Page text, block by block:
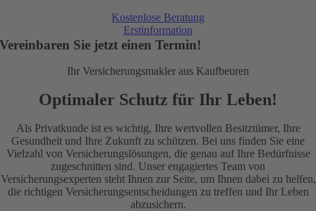
Kostenlose Beratung
Erstinformation
Vereinbaren Sie jetzt einen Termin!
Ihr Versicherungsmakler aus Kaufbeuren
Optimaler Schutz für Ihr Leben!
Als Privatkunde ist es wichtig, Ihre wertvollen Besitztümer, Ihre
Gesundheit und Ihre Zukunft zu schützen. Bei uns finden Sie eine
Vielzahl von Versicherungslösungen, die genau auf Ihre Bedürfnisse
zugeschnitten sind. Unser engagiertes Team von
Versicherungsexperten steht Ihnen zur Seite, um Ihnen dabei zu helfen,
die richtigen Versicherungsentscheidungen zu treffen und Ihr Leben
abzusichern.